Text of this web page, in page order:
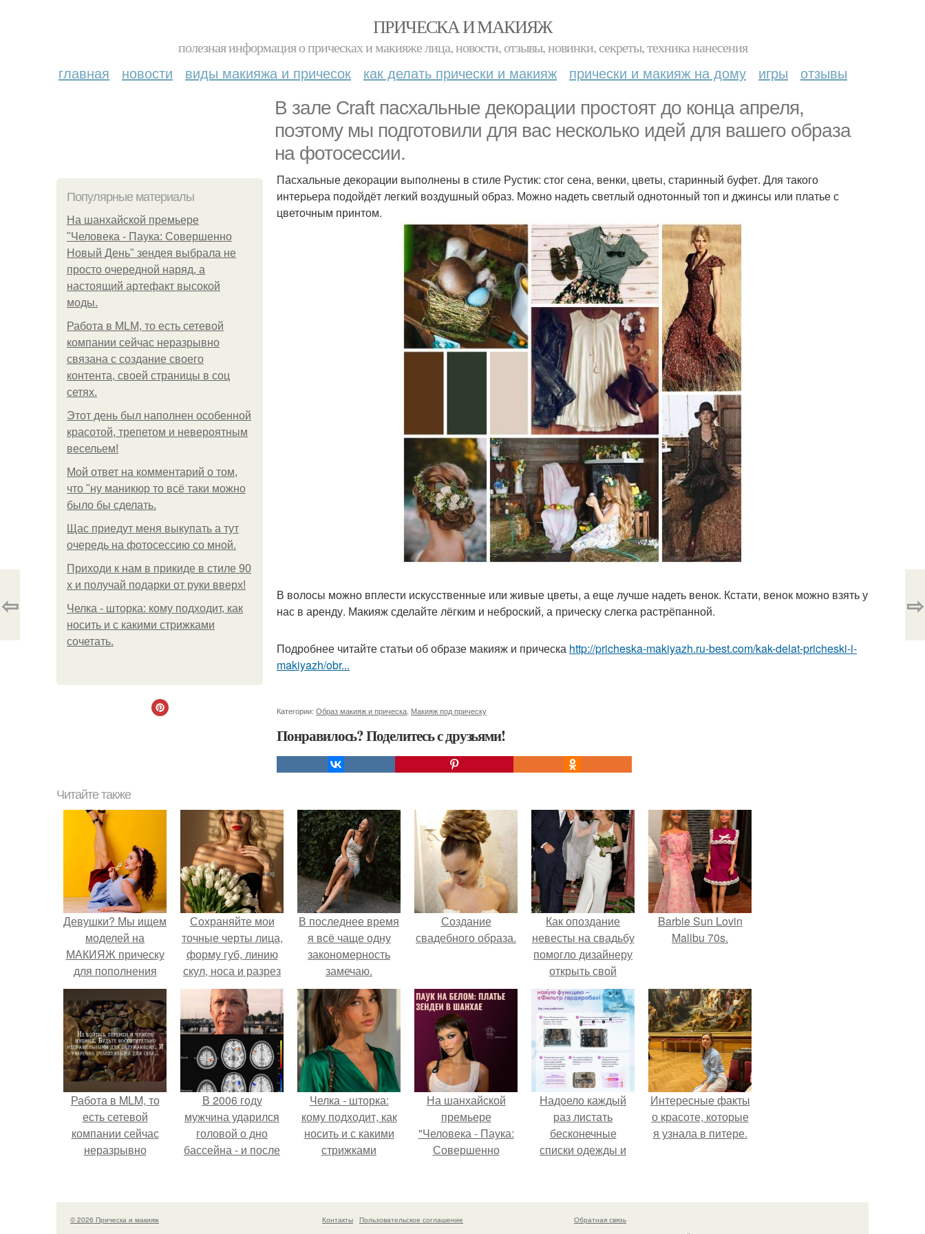
ПРИЧЕСКА И МАКИЯЖ
полезная информация о прическах и макияже лица, новости, отзывы, новинки, секреты, техника нанесения
главная новости виды макияжа и причесок как делать прически и макияж прически и макияж на дому игры отзывы
В зале Craft пасхальные декорации простоят до конца апреля,
поэтому мы подготовили для вас несколько идей для вашего образа
на фотосессии.
Популярные материалы
На шанхайской премьере
"Человека - Паука: Совершенно
Новый День" зендея выбрала не
просто очередной наряд, а
настоящий артефакт высокой
моды.
Работа в MLM, то есть сетевой
компании сейчас неразрывно
связана с создание своего
контента, своей страницы в соц
сетях.
Этот день был наполнен особенной
красотой, трепетом и невероятным
весельем!
Мой ответ на комментарий о том,
что "ну маникюр то всё таки можно
было бы сделать.
Щас приедут меня выкупать а тут
очередь на фотосессию со мной.
Приходи к нам в прикиде в стиле 90
х и получай подарки от руки вверх!
Челка - шторка: кому подходит, как
носить и с какими стрижками
сочетать.
Пасхальные декорации выполнены в стиле Рустик: стог сена, венки, цветы, старинный буфет. Для такого
интерьера подойдёт легкий воздушный образ. Можно надеть светлый однотонный топ и джинсы или платье с
цветочным принтом.
В волосы можно вплести искусственные или живые цветы, а еще лучше надеть венок. Кстати, венок можно взять у
нас в аренду. Макияж сделайте лёгким и неброский, а прическу слегка растрёпанной.
Подробнее читайте статьи об образе макияж и прическа http://pricheska-makiyazh.ru-best.com/kak-delat-pricheski-i-
makiyazh/obr...
Категории: Образ макияж и прическа Макияж под прическу
Понравилось? Поделитесь с друзьями!
⇦ ⇨
Читайте также
Девушки? Мы ищем
моделей на
МАКИЯЖ прическу
для пополнения
портфолио.
Сохраняйте мои
точные черты лица,
форму губ, линию
скул, носа и разрез
глаз.
В последнее время
я всё чаще одну
закономерность
замечаю.
Создание
свадебного образа.
Как опоздание
невесты на свадьбу
помогло дизайнеру
открыть свой
бренд.
Barbie Sun Lovin
Malibu 70s.
Работа в MLM, то
есть сетевой
компании сейчас
неразрывно
своей страницы в
соц сетях.
В 2006 году
мужчина ударился
головой о дно
бассейна - и после
странным образом.
Челка - шторка:
кому подходит, как
носить и с какими
стрижками
На шанхайской
премьере
"Человека - Паука:
Совершенно
просто очередной
наряд, а настоящий
Надоело каждый
раз листать
бесконечные
списки одежды и
кусочкам?
Интересные факты
о красоте, которые
я узнала в питере.
© 2026 Прическа и макияж Контакты
Пользовательское соглашение
Обратная связь